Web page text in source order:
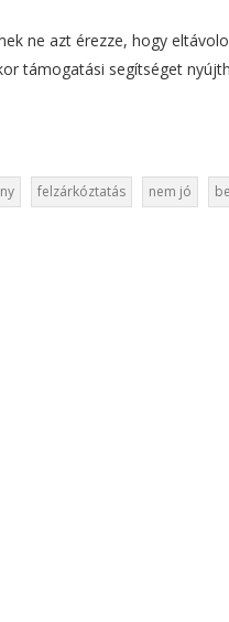
ne azt érezze, hogy
támogatási segítséget
felzárkóztatás nem jó